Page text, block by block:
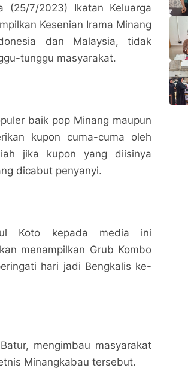
Bagikan ke media lain
(25/7/2023) Ikatan Keluarga
Kesenian Irama Minang
dan Malaysia, tidak
tunggu masyarakat.
baik pop Minang maupun
kupon cuma-cuma oleh
jika kupon yang diisinya
dicabut penyanyi.
Koto kepada media ini
menampilkan Grub Kombo
hari jadi Bengkalis ke-
mengimbau masyarakat
Minangkabau tersebut.
Bagikan ke media lain